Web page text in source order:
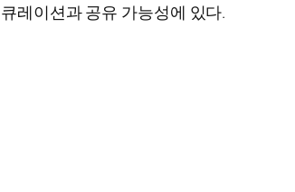
레이션과 공유 가능성에 있다.